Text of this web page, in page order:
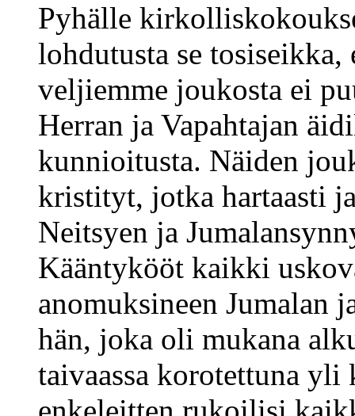
Pyhälle
lohdutusta se tosiseikka,
veljiemme joukosta ei
Herran ja Vapahtajan
kunnioitusta. Näiden
kristityt, jotka hartaasti
Neitsyen ja
Kääntykööt kaikki
anomuksineen Jumalan
hän, joka oli mukana
taivaassa korotettuna